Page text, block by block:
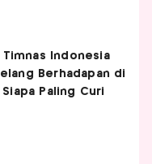
Timnas Indonesia
Berhadapan di
Siapa Paling Curi